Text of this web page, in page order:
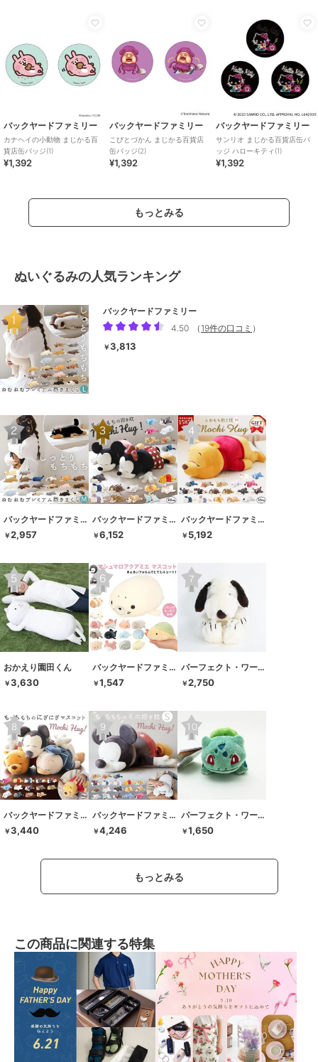
バックヤードファミリー
カナヘイの小動物 まじかる百
貨店缶バッジ(1)
¥1,392
バックヤードファミリー
こびとづかん まじかる百貨店
缶バッジ(2)
¥1,392
バックヤードファミリー
サンリオ まじかる百貨店缶バ
ッジ ハローキティ(1)
¥1,392
もっとみる
ぬいぐるみの人気ランキング
バックヤードファミリー
4.50
（ 19件の口コミ ）
￥3,813
バックヤードファミリー
￥2,957
バックヤードファミリー
￥6,152
バックヤードファミリー
￥ 5,192
おかえり園田くん
￥3,630
バックヤードファミリー
￥1,547
パーフェクト・ワールド・トーキョー
￥2,750
バックヤードファミリー
￥3,440
バックヤードファミリー
￥4,246
パーフェクト・ワールド・トーキョー
￥1,650
もっとみる
この商品に関連する特集